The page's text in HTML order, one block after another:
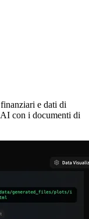
e dati di
con i documenti di